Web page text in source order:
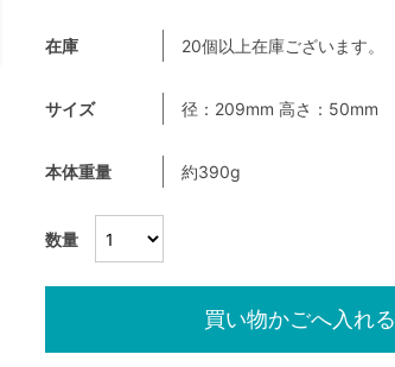
数量
在庫 20個以上在庫ございます。
サイズ 径：209mm 高さ：50mm
本体重量 約390g
買い物かごへ入れる